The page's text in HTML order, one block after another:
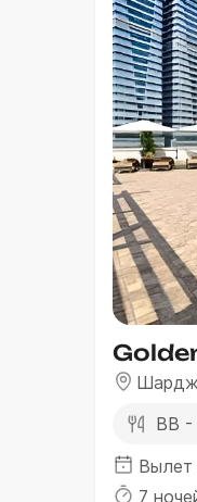
BB -
Вылет
7